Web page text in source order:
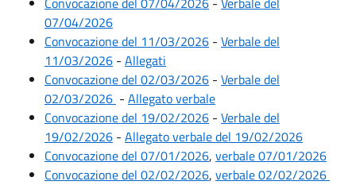
07/04/2026
Convocazione del 11/03/2026 - Verbale del
11/03/2026 - Allegati
Convocazione del 02/03/2026 - Verbale del
02/03/2026 - Allegato verbale
Convocazione del 19/02/2026 - Verbale del
19/02/2026 - Allegato verbale del 19/02/2026
Convocazione del 07/01/2026, verbale 07/01/2026
Convocazione del 02/02/2026, verbale 02/02/2026